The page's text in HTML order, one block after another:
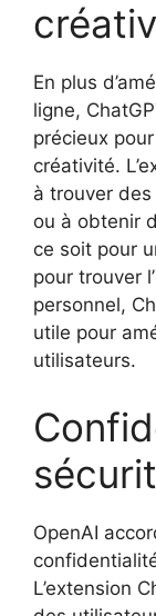
En plus
ligne,
précieux
créativité.
à trouver
ou à obtenir
ce soit pour
pour trouver
personnel,
utile pour
utilisateurs.
OpenAI
L’extension